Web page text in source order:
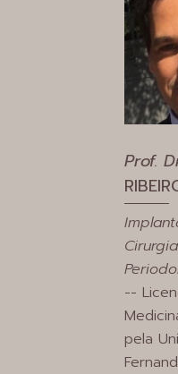
Prof.
Cirurgia
--
pela